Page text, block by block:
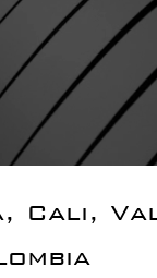
Cali,